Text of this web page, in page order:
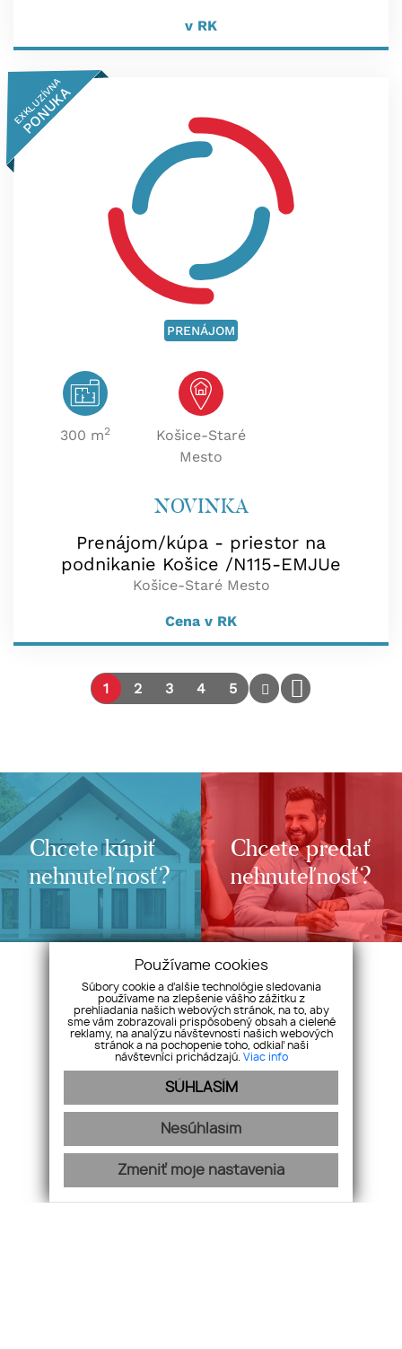
v RK
EXKLUZÍVNA
PONUKA
PRENÁJOM
300 m2
Košice-Staré
Mesto
NOVINKA
Prenájom/kúpa - priestor na
podnikanie Košice /N115-EMJUe
Košice-Staré Mesto
Cena v RK
1 2 3 4 5
Chcete kúpiť
nehnuteľnosť?
Chcete predať
nehnuteľnosť?
Kontakt na nás:
Nové bývanie – realitná kancelária, s.r.o.
Wilsonovo nábrežie 152/62
949 01 Nitra, Slovensko
| Email:info@novebyvaniereality.sk
Sociálne siete:
Používame cookies
Súbory cookie a ďalšie technológie sledovania
používame na zlepšenie vášho zážitku z
prehliadania našich webových stránok, na to, aby
sme vám zobrazovali prispôsobený obsah a cielené
reklamy, na analýzu návštevnosti našich webových
stránok a na pochopenie toho, odkiaľ naši
návštevníci prichádzajú. Viac info
SÚHLASÍM
Nesúhlasím
Zmeniť moje nastavenia